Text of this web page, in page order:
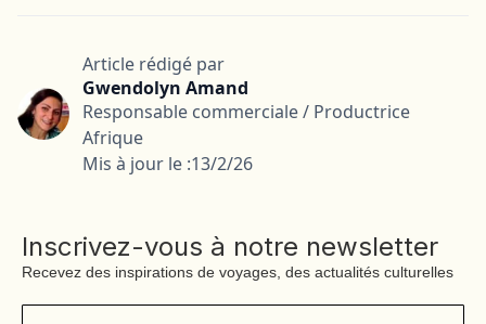
Article rédigé par
Gwendolyn Amand
Responsable commerciale / Productrice
Afrique
Mis à jour le :13/2/26
Inscrivez-vous à notre newsletter
Recevez des inspirations de voyages, des actualités culturelles